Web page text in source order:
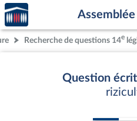
Aller au contenu
Aller en bas de la page
Accèder
à la
page
d'accueilRecherche de questions 14e
Question